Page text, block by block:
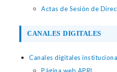
Actas de Sesión de
CANALES DIGITALES
Canales digitales